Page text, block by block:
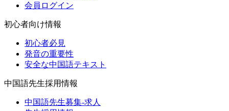
会員ログイン
初心者向け情報
初心者必見
発音の重要性
安全な中国語テキスト
中国語先生採用情報
中国語先生募集-求人